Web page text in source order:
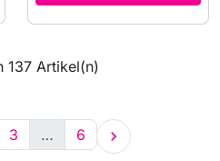
137 Artikel(n)
3 … 6 